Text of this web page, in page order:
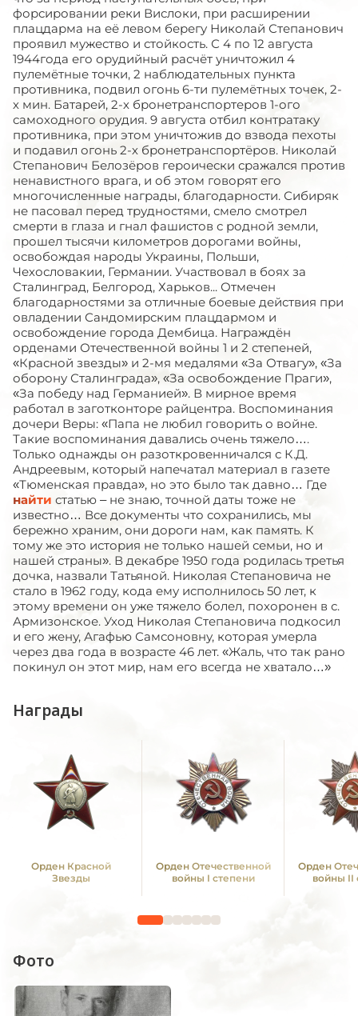
форсировании реки Вислоки, при расширении
плацдарма на её левом берегу Николай Степанович
проявил мужество и стойкость. С 4 по 12 августа
1944года его орудийный расчёт уничтожил 4
пулемётные точки, 2 наблюдательных пункта
противника, подвил огонь 6-ти пулемётных точек, 2-
х мин. Батарей, 2-х бронетранспортеров 1-ого
самоходного орудия. 9 августа отбил контратаку
противника, при этом уничтожив до взвода пехоты
и подавил огонь 2-х бронетранспортёров. Николай
Степанович Белозёров героически сражался против
ненавистного врага, и об этом говорят его
многочисленные награды, благодарности. Сибиряк
не пасовал перед трудностями, смело смотрел
смерти в глаза и гнал фашистов с родной земли,
прошел тысячи километров дорогами войны,
освобождая народы Украины, Польши,
Чехословакии, Германии. Участвовал в боях за
Сталинград, Белгород, Харьков... Отмечен
благодарностями за отличные боевые действия при
овладении Сандомирским плацдармом и
освобождение города Дембица. Награждён
орденами Отечественной войны 1 и 2 степеней,
«Красной звезды» и 2-мя медалями «За Отвагу», «За
оборону Сталинграда», «За освобождение Праги»,
«За победу над Германией». В мирное время
работал в заготконторе райцентра. Воспоминания
дочери Веры: «Папа не любил говорить о войне.
Такие воспоминания давались очень тяжело….
Только однажды он разоткровенничался с К.Д.
Андреевым, который напечатал материал в газете
«Тюменская правда», но это было так давно… Где
найти статью – не знаю, точной даты тоже не
известно… Все документы что сохранились, мы
бережно храним, они дороги нам, как память. К
тому же это история не только нашей семьи, но и
нашей страны». В декабре 1950 года родилась третья
дочка, назвали Татьяной. Николая Степановича не
стало в 1962 году, кода ему исполнилось 50 лет, к
этому времени он уже тяжело болел, похоронен в с.
Армизонское. Уход Николая Степановича подкосил
и его жену, Агафью Самсоновну, которая умерла
через два года в возрасте 46 лет. «Жаль, что так рано
покинул он этот мир, нам его всегда не хватало…»
Награды
Орден Красной
Звезды
Орден Отечественной
войны I степени
Орден
войны II
Фото